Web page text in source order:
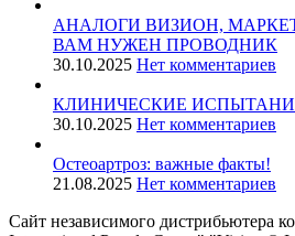
АНАЛОГИ ВИЗИОН,
ВАМ НУЖЕН ПРОВОДНИК
30.10.2025 Нет комментариев
КЛИНИЧЕСКИЕ
30.10.2025 Нет комментариев
️Остеоартроз: важные факты!
21.08.2025 Нет комментариев
Сайт независимого дистрибьютера